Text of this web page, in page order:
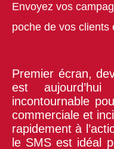
Envoyez vos
poche de vos clients
Premier écran,
est
incontournable
commerciale et
rapidement à
le SMS est idéal